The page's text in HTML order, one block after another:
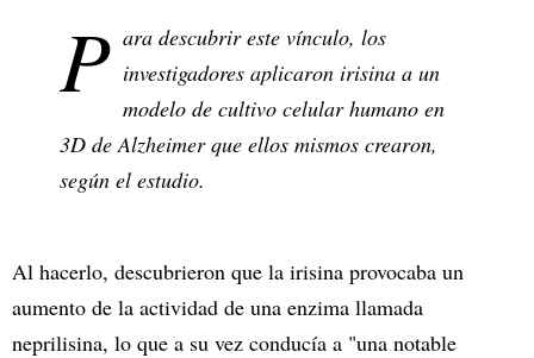
P ara descubrir este vínculo, los
investigadores aplicaron irisina a un
modelo de cultivo celular humano en
3D de Alzheimer que ellos mismos crearon,
según el estudio.
Al hacerlo, descubrieron que la irisina provocaba un
aumento de la actividad de una enzima llamada
neprilisina, lo que a su vez conducía a "una notable